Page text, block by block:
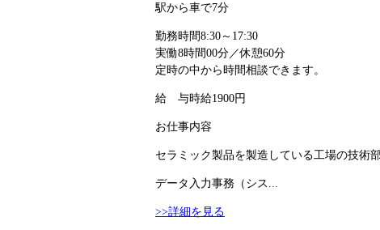
駅から車で7分
勤務時間8:30～17:30
実働8時間00分／休憩60分
定時の中から時間相談できます。
給 与時給1900円
お仕事内容
セラミック製品を製造している工場の技術
データ入力事務（シス...
>>詳細を見る